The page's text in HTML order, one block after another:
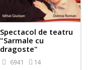
Spectacol de teatru
"Sarmale cu
dragoste"
6941 14